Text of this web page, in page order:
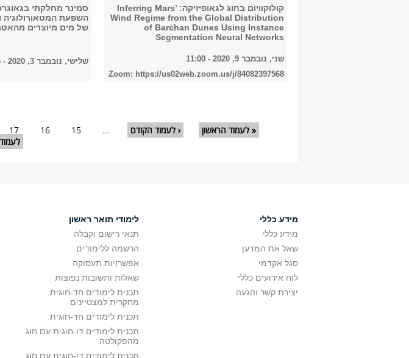
קולוקוויום בחוג לגאופיזיקה: Inferring Mars’
Wind Regime from the Global Distribution
of Barchan Dunes Using Instance
Segmentation Neural Networks
שני, נובמבר 9, 2020 - 11:00
Zoom: https://us02web.zoom.us/j/84082397568
סמינר מחלקתי
השפעת המטאורולוגיה
של מים מיוצרים
שלישי, נובמבר 3, 2020 - 14:15
עמודים« לעמוד הראשון ‹ לעמוד הקודם …
15
16
17
מידע כללי
מידע כללי
שאל את המדען
סגל אקדמי
לוח אירועים כללי
יצירת קשר והגעה
לימודי תואר ראשון
תנאי רישום וקבלה
הרשמה ללימודים
אפשרויות תעסוקה
שאלות ותשובות נפוצות
תכנית לימודים חד-חוגית
מחקרית למצטיינים
תכנית לימודים חד-חוגית
תכנית לימודים דו-חוגית עם חוג
מהפקולטה
תכנית לימודים דו-חוגית עם חוג